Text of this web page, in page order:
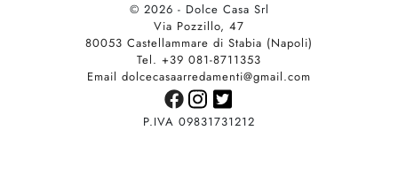
© 2026 - Dolce Casa Srl
Via Pozzillo, 47
80053 Castellammare di Stabia (Napoli)
Tel. +39 081-8711353
Email dolcecasaarredamenti@gmail.com
P.IVA 09831731212